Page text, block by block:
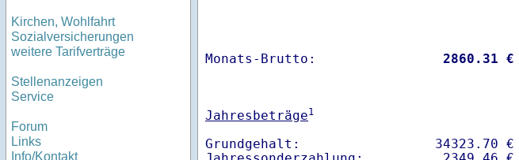
Kirchen, Wohlfahrt
Sozialversicherungen
weitere Tarifverträge
Stellenanzeigen
Service
Forum
Links
Info/Kontakt
Monats-Brutto: 2860.31 €
Jahresbeträge1
Grundgehalt:                 34323.70 €